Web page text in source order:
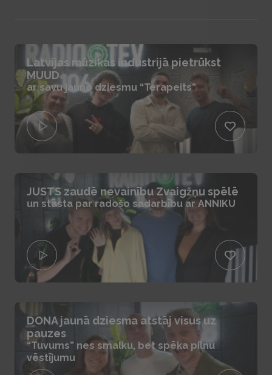
Latvijas mūzikas industrijā pietrūkst
MUUD
ar savu jauno dziesmu “Terapeits”
JUSTS zaudē nevainību Zvaigžņu spēlē
un stāsta par radošo sadarbību ar ANNIKU
DONA jaunā dziesma atstāj visus uz
pauzes
“Tuvums” nes smalku, bet spēka pilnu
vēstījumu